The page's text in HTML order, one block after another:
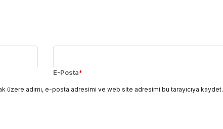
E-Posta*
üzere adımı, e-posta adresimi ve web site adresimi bu tarayıcıya kaydet.